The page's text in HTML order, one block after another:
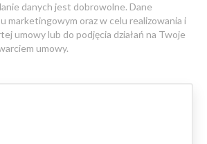
danych jest dobrowolne. Dane
marketingowym oraz w celu realizowania i
umowy lub do podjęcia działań na Twoje
umowy.